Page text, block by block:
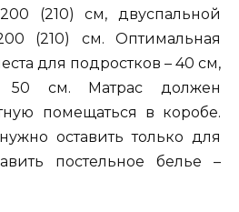
(210) см, двуспальной
(210) см. Оптимальная
для подростков – 40 см,
50 см. Матрас должен
помещаться в коробе.
оставить только для
постельное белье –